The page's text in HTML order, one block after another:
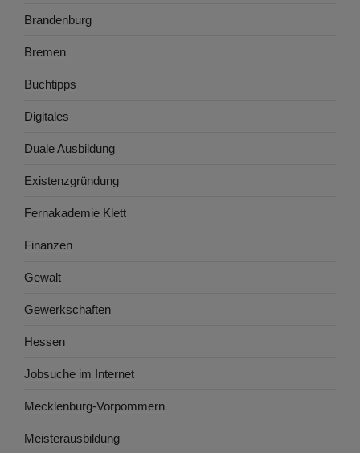
Brandenburg
Bremen
Buchtipps
Digitales
Duale Ausbildung
Existenzgründung
Fernakademie Klett
Finanzen
Gewalt
Gewerkschaften
Hessen
Jobsuche im Internet
Mecklenburg-Vorpommern
Meisterausbildung